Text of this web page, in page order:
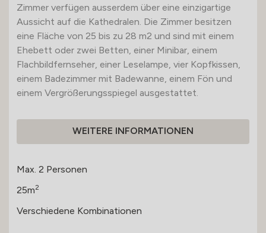
Zimmer verfügen ausserdem über eine einzigartige
Aussicht auf die Kathedralen. Die Zimmer besitzen
eine Fläche von 25 bis zu 28 m2 und sind mit einem
Ehebett oder zwei Betten, einer Minibar, einem
Flachbildfernseher, einer Leselampe, vier Kopfkissen,
einem Badezimmer mit Badewanne, einem Fön und
einem Vergrößerungsspiegel ausgestattet.
WEITERE INFORMATIONEN
Max. 2 Personen
25m2
Verschiedene Kombinationen